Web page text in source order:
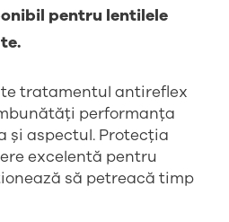
pentru lentilele
tratamentul antireflex
performanța
și aspectul. Protecția
excelentă pentru
să petreacă timp